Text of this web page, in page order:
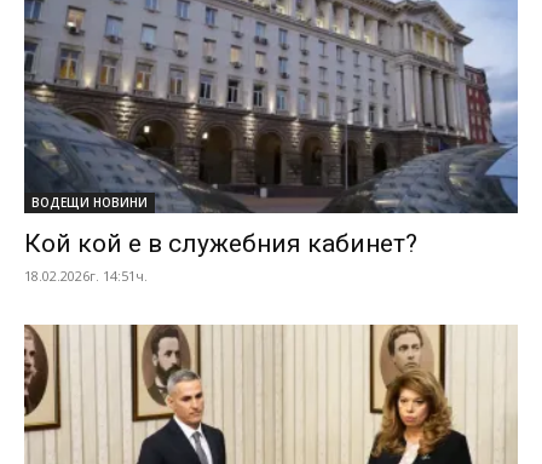
ВОДЕЩИ НОВИНИ
Кой кой е в служебния кабинет?
18.02.2026г. 14:51ч.